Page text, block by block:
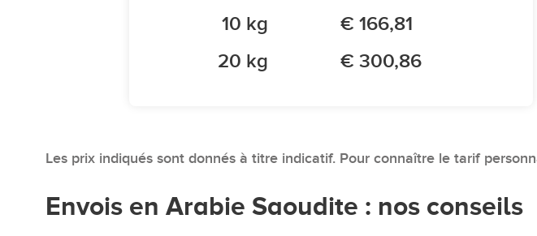
10 kg
€ 166,81
20 kg
€ 300,86
Les prix indiqués sont donnés à titre indicatif. Pour connaître le tarif
Envois en Arabie Saoudite : nos conseils